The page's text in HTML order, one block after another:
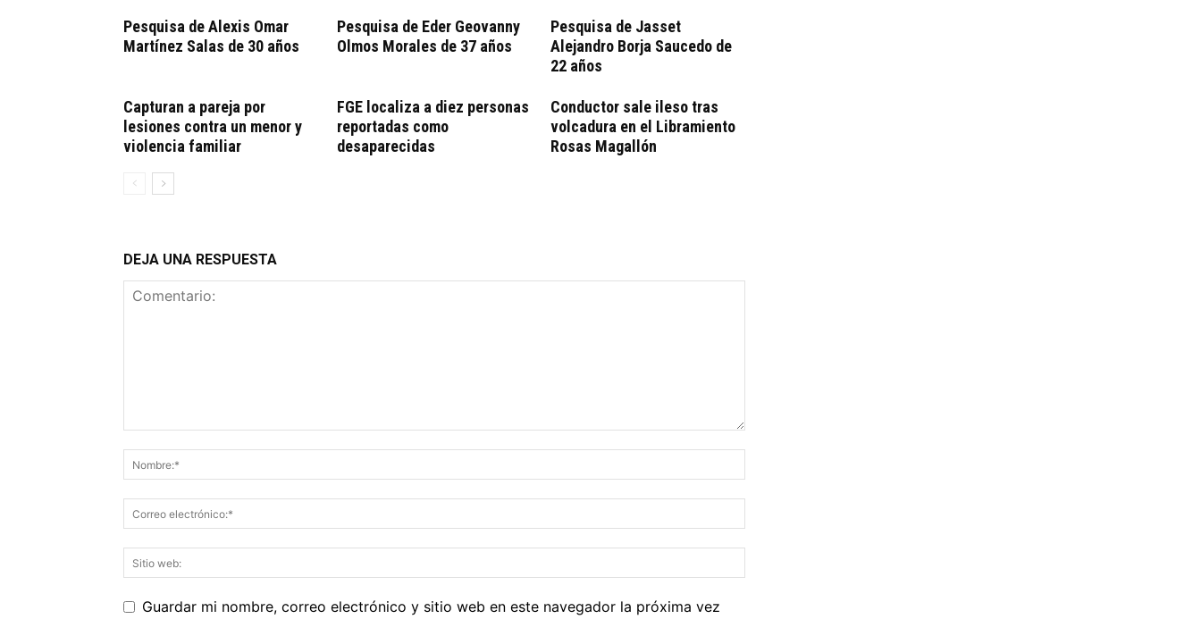
Pesquisa de Alexis Omar
Martínez Salas de 30 años
Pesquisa de Eder Geovanny
Olmos Morales de 37 años
Pesquisa de Jasset
Alejandro Borja Saucedo de
22 años
Capturan a pareja por
lesiones contra un menor y
violencia familiar
FGE localiza a diez personas
reportadas como
desaparecidas
Conductor sale ileso tras
volcadura en el Libramiento
Rosas Magallón
DEJA UNA RESPUESTA
Guardar mi nombre, correo electrónico y sitio web en este navegador la próxima vez